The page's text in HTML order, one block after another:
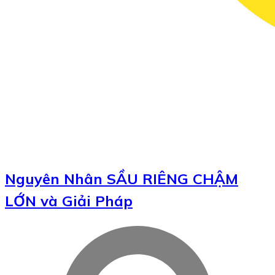
Nguyên Nhân SẦU RIÊNG CHẬM
LỚN và Giải Pháp